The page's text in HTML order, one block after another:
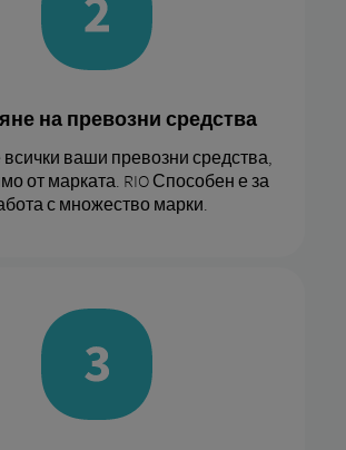
на превозни средства
ваши превозни средства,
от марката. RIO Способен е за
с множество марки.